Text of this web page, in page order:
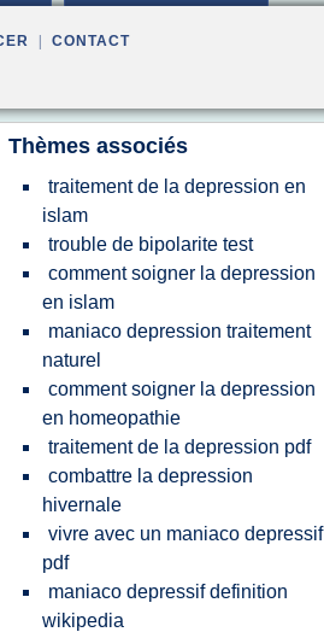
CONTACT
Thèmes associés
traitement de la depression en
islam
trouble de bipolarite test
comment soigner la depression
en islam
maniaco depression traitement
naturel
comment soigner la depression
en homeopathie
traitement de la depression pdf
combattre la depression
hivernale
vivre avec un maniaco depressif
pdf
maniaco depressif definition
wikipedia